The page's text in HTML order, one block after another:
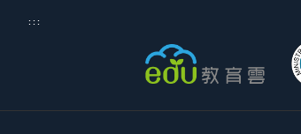
:::